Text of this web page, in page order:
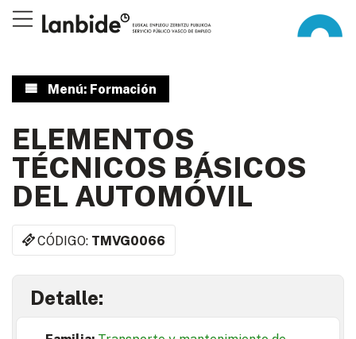
Menú: Formación
ELEMENTOS
TÉCNICOS BÁSICOS
DEL AUTOMÓVIL
CÓDIGO: TMVG0066
Detalle: